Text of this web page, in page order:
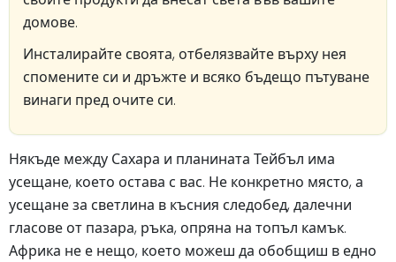
домове.
Инсталирайте своята, отбелязвайте върху нея
спомените си и дръжте и всяко бъдещо пътуване
винаги пред очите си.
Някъде между Сахара и планината Тейбъл има
усещане, което остава с вас. Не конкретно място, а
усещане за светлина в късния следобед, далечни
гласове от пазара, ръка, опряна на топъл камък.
Африка не е нещо, което можеш да обобщиш в едно